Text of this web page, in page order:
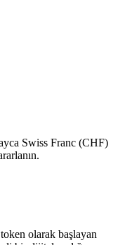
Swiss Franc (CHF)
olarak başlayan